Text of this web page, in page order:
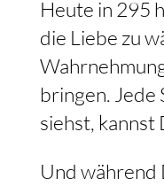
Heute in 295
die Liebe zu
bringen. Jede
siehst, kannst
Und während